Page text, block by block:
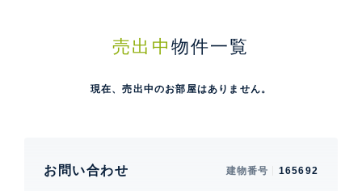
売出中 物件一覧
現在、売出中のお部屋はありません。
お問い合わせ 建物番号 165692